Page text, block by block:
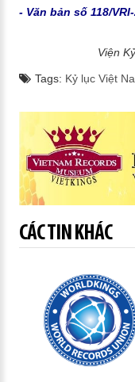
- Văn bản số 118/
Viện
Tags: Kỷ lục Việt
CÁC TIN KHÁC